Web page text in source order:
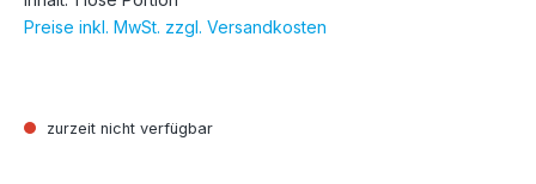
Preise inkl. MwSt. zzgl. Versandkosten
zurzeit nicht verfügbar